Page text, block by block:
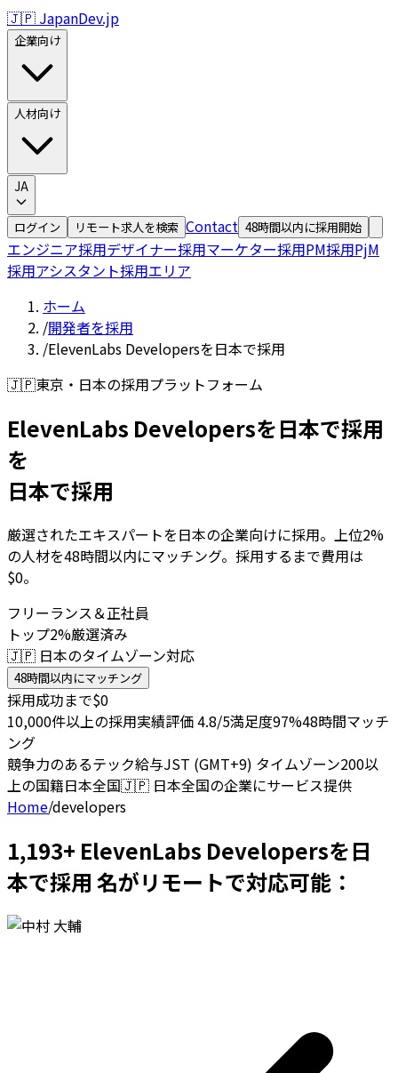
🇯🇵 JapanDev.jp
企業向け
人材向け
JA
ログイン リモート求人を検索 Contact 48時間以内に採用開始
エンジニア採用デザイナー採用マーケター採用PM採用PjM
採用アシスタント採用エリア
ホーム
/開発者を採用
/ElevenLabs Developersを日本で採用
🇯🇵東京・日本の採用プラットフォーム
ElevenLabs Developersを日本で採用
を
日本で採用
厳選されたエキスパートを日本の企業向けに採用。上位2%
の人材を48時間以内にマッチング。採用するまで費用は
$0。
フリーランス＆正社員
トップ2%厳選済み
🇯🇵 日本のタイムゾーン対応
48時間以内にマッチング
採用成功まで$0
10,000件以上の採用実績評価 4.8/5満足度97%48時間マッチ
ング
競争力のあるテック給与JST (GMT+9) タイムゾーン200以
上の国籍日本全国🇯🇵 日本全国の企業にサービス提供
Home/developers
1,193+ ElevenLabs Developersを日
本で採用 名がリモートで対応可能：